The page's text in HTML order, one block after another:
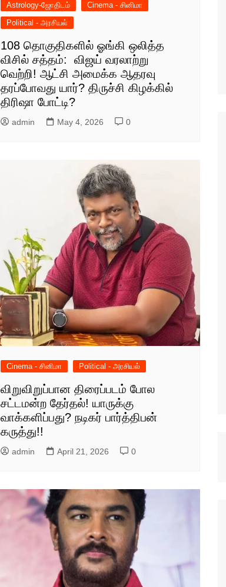
Astrology-ஜோதிடம்
Cinema - சினிமா
Political - அரசியல்
108 தொகுதிகளில் ஓங்கி ஒலித்த
விசில் சத்தம்: விஜய் வரலாற்று
வெற்றி! ஆட்சி அமைக்க ஆதரவு
தரப்போவது யார்? திருச்சி கிழக்கில்
திரிஷா போட்டி?
admin May 4, 2026 0
Cinema - சினிமா Political - அரசியல்
விறுவிறுப்பான திரைப்படம் போல
சட்டமன்ற தேர்தல்! யாருக்கு
வாக்களிப்பது? நடிகர் பார்த்திபன்
கருத்து!!
admin April 21, 2026 0